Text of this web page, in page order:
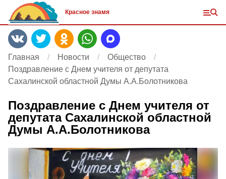
Красное знамя
Главная Новости
Общество
Поздравление с Днем учителя от депутата
Сахалинской областной Думы А.А.Болотникова
Поздравление с Днем учителя от
депутата Сахалинской областной
Думы А.А.Болотникова